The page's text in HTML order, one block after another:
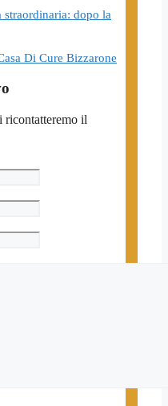
dopo la
Di Cure Bizzarone
ricontatteremo il